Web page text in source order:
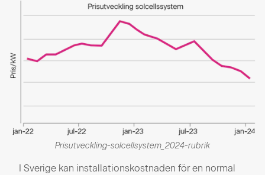
Prisutveckling-solcellsystem_2024-rubrik
I Sverige kan installationskostnaden för en normal